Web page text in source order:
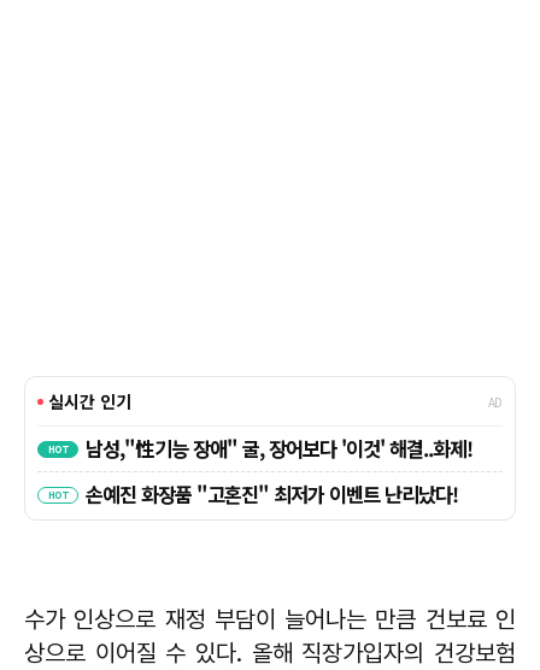
수가 인상으로 재정 부담이 늘어나는 만큼 건보료 인
상으로 이어질 수 있다. 올해 직장가입자의 건강보험